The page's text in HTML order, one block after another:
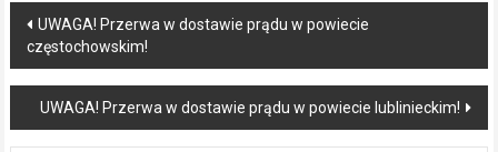
Post
navigation
UWAGA! Przerwa w dostawie prądu w powiecie
częstochowskim!
UWAGA! Przerwa w dostawie prądu w powiecie lublinieckim!